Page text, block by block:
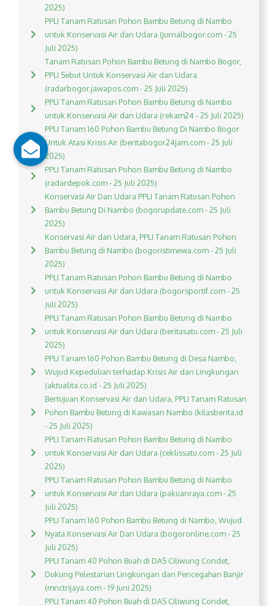
2025)
PPLI Tanam Ratusan Pohon Bambu Betung di Nambo
untuk Konservasi Air dan Udara (jurnalbogor.com - 25
Juli 2025)
Tanam Ratusan Pohon Bambu Betung di Nambo Bogor,
PPLI Sebut Untuk Konservasi Air dan Udara
(radarbogor.jawapos.com - 25 Juli 2025)
PPLI Tanam Ratusan Pohon Bambu Betung di Nambo
untuk Konservasi Air dan Udara (rekam24 - 25 Juli 2025)
PPLI Tanam 160 Pohon Bambu Betung Di Nambo Bogor
Untuk Atasi Krisis Air (beritabogor24jam.com - 25 Juli
2025)
PPLI Tanam Ratusan Pohon Bambu Betung di Nambo
(radardepok.com - 25 Juli 2025)
Konservasi Air Dan Udara PPLI Tanam Ratusan Pohon
Bambu Betung Di Nambo (bogorupdate.com - 25 Juli
2025)
Konservasi Air dan Udara, PPLI Tanam Ratusan Pohon
Bambu Betung di Nambo (bogoristimewa.com - 25 Juli
2025)
PPLI Tanam Ratusan Pohon Bambu Betung di Nambo
untuk Konservasi Air dan Udara (bogorsportif.com - 25
Juli 2025)
PPLI Tanam Ratusan Pohon Bambu Betung di Nambo
untuk Konservasi Air dan Udara (beritasatu.com - 25 Juli
2025)
PPLI Tanam 160 Pohon Bambu Betung di Desa Nambo,
Wujud Kepedulian terhadap Krisis Air dan Lingkungan
(aktualita.co.id - 25 Juli 2025)
Bertujuan Konservasi Air dan Udara, PPLI Tanam Ratusan
Pohon Bambu Betung di Kawasan Nambo (kilasberita.id
- 25 Juli 2025)
PPLI Tanam Ratusan Pohon Bambu Betung di Nambo
untuk Konservasi Air dan Udara (ceklissatu.com - 25 Juli
2025)
PPLI Tanam Ratusan Pohon Bambu Betung di Nambo
untuk Konservasi Air dan Udara (pakuanraya.com - 25
Juli 2025)
PPLI Tanam 160 Pohon Bambu Betung di Nambo, Wujud
Nyata Konservasi Air Dan Udara (bogoronline.com - 25
Juli 2025)
PPLI Tanam 40 Pohon Buah di DAS Ciliwung Condet,
Dukung Pelestarian Lingkungan dan Pencegahan Banjir
(mnctrijaya.com - 19 Juni 2025)
PPLI Tanam 40 Pohon Buah di DAS Ciliwung Condet,